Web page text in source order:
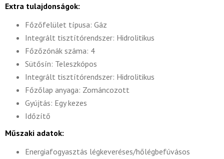
Extra tulajdonságok:
Főzőfelület típusa: Gáz
Integrált tisztítórendszer: Hidrolitikus
Főzőzónák száma: 4
Sütősín: Teleszkópos
Integrált tisztítórendszer: Hidrolitikus
Főzőlap anyaga: Zománcozott
Gyújtás: Egy kezes
Időzítő
Műszaki adatok:
Energiafogyasztás légkeveréses/hőlégbefúvásos